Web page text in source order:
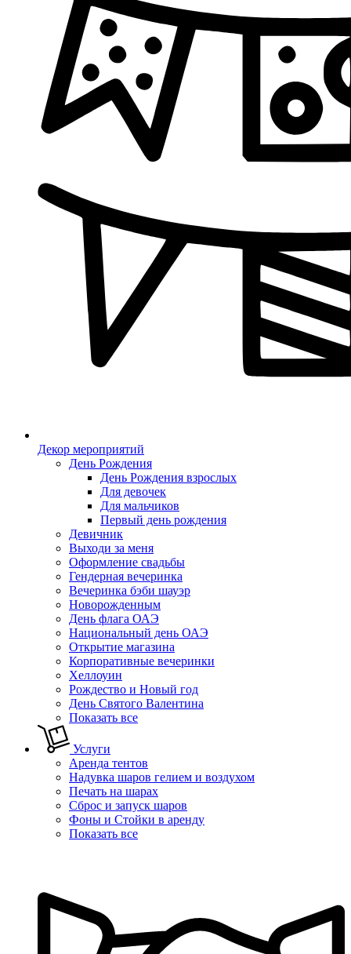
Декор мероприятий
День Рождения
День Рождения взрослых
Для девочек
Для мальчиков
Первый день рождения
Девичник
Выходи за меня
Оформление свадьбы
Гендерная вечеринка
Вечеринка бэби шауэр
Новорожденным
День флага ОАЭ
Национальный день ОАЭ
Открытие магазина
Корпоративные вечеринки
Хеллоуин
Рождество и Новый год
День Святого Валентина
Показать все
Услуги
Аренда тентов
Надувка шаров гелием и воздухом
Печать на шарах
Сброс и запуск шаров
Фоны и Стойки в аренду
Показать все